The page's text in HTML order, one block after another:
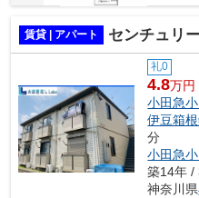
賃貸 | アパート センチュリ
礼0
4.8万円
小田急
伊豆箱
分
小田急
築14年 /
神奈川県